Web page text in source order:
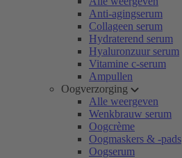
Anti-agingserum
Collageen serum
Hydraterend serum
Hyaluronzuur serum
Vitamine c-serum
Ampullen
Oogverzorging
Alle weergeven
Wenkbrauw serum
Oogcrème
Oogmaskers & -pads
Oogserum